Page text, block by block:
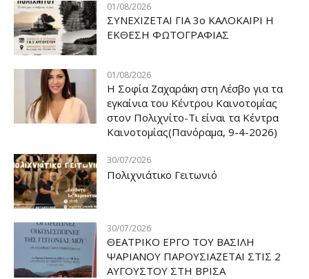
01/08/2026
ΣΥΝΕΧΙΖΕΤΑΙ ΓΙΑ 3ο ΚΑΛΟΚΑΙΡΙ Η
ΕΚΘΕΣΗ ΦΩΤΟΓΡΑΦΙΑΣ
01/08/2026
Η Σοφία Ζαχαράκη στη Λέσβο για τα
εγκαίνια του Κέντρου Καινοτομίας
στον Πολιχνίτο-Τι είναι τα Κέντρα
Καινοτομίας(Πανόραμα, 9-4-2026)
30/07/2026
Πολιχνιάτικο Γειτωνιό
30/07/2026
ΘΕΑΤΡΙΚΟ ΕΡΓΟ ΤΟΥ ΒΑΣΙΛΗ
ΨΑΡΙΑΝΟΥ ΠΑΡΟΥΣΙΑΖΕΤΑΙ ΣΤΙΣ 2
ΑΥΓΟΥΣΤΟΥ ΣΤΗ ΒΡΙΣΑ